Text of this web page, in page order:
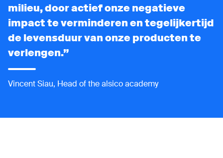
milieu, door actief onze negatieve
impact te verminderen en tegelijkertijd
de levensduur van onze producten te
verlengen.
Vincent Siau, Head of the alsico academy